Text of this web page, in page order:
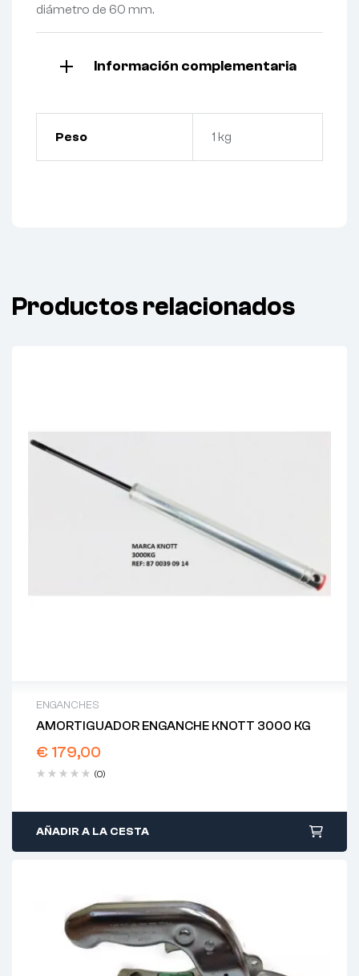
diámetro de 60 mm.
Información complementaria
Peso 1 kg
Productos relacionados
ENGANCHES
AMORTIGUADOR ENGANCHE KNOTT 3000 KG
€ 179,00
(0)
AÑADIR A LA CESTA